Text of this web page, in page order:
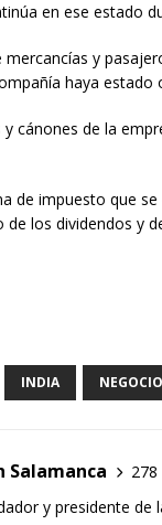
en ese estado
y
haya estado
cánones de la
de impuesto que
los dividendos y
INDIA
Salamanca
y presidente de